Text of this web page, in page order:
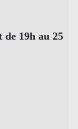
19h au 25